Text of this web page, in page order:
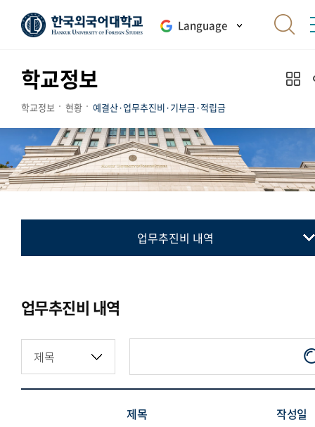
Language
학교정보
학교정보 현황 예결산·업무추진비·기부금·적립금
업무추진비 내역
업무추진비 내역
제목 작성일